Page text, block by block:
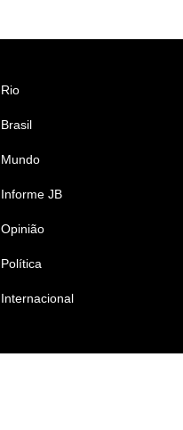
Rio
Brasil
Mundo
Informe JB
Opinião
Política
Internacional